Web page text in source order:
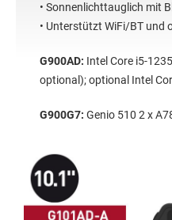
• Sonnenlichttauglich mit
• Unterstützt WiFi/BT und
G900AD: Intel Core i5-
optional); optional Intel
G900G7: Genio 510 2 x